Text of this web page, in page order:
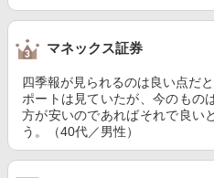
マネックス証券
四季報が見られるのは良い点だ
ポートは見ていたが、今のもの
方が安いのであればそれで良い
う。（40代／男性）